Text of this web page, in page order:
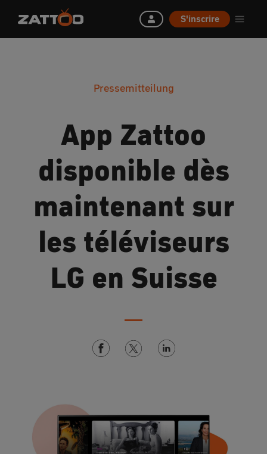
S'inscrire
Pressemitteilung
App Zattoo
disponible dès
maintenant sur
les téléviseurs
LG en Suisse